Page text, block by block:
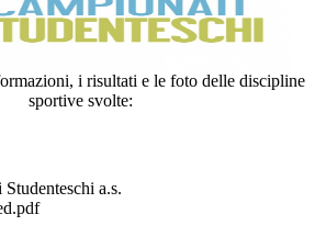
i risultati e le foto delle discipline
sportive svolte:
a.s.